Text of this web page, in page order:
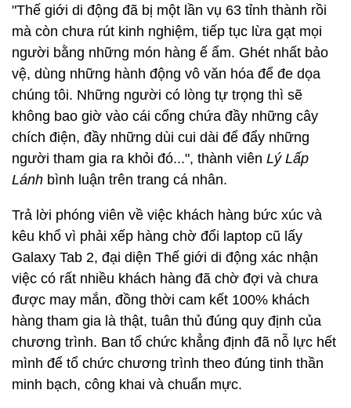
"Thế giới di động đã bị một lần vụ 63 tỉnh thành rồi
mà còn chưa rút kinh nghiệm, tiếp tục lừa gạt mọi
người bằng những món hàng ế ẩm. Ghét nhất bảo
vệ, dùng những hành động vô văn hóa để đe dọa
chúng tôi. Những người có lòng tự trọng thì sẽ
không bao giờ vào cái cổng chứa đầy những cây
chích điện, đầy những dùi cui dài để đẩy những
người tham gia ra khỏi đó...", thành viên Lý Lấp
Lánh bình luận trên trang cá nhân.
Trả lời phóng viên về việc khách hàng bức xúc và
kêu khổ vì phải xếp hàng chờ đổi laptop cũ lấy
Galaxy Tab 2, đại diện Thế giới di động xác nhận
việc có rất nhiều khách hàng đã chờ đợi và chưa
được may mắn, đồng thời cam kết 100% khách
hàng tham gia là thật, tuân thủ đúng quy định của
chương trình. Ban tổ chức khẳng định đã nỗ lực hết
mình để tổ chức chương trình theo đúng tinh thần
minh bạch, công khai và chuẩn mực.